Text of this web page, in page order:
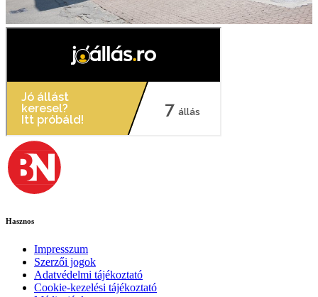
Hasznos
Impresszum
Szerzői jogok
Adatvédelmi tájékoztató
Cookie-kezelési tájékoztató